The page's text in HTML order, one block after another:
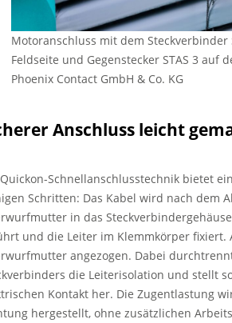
Motoranschluss mit dem Steckverbinder
Feldseite und Gegenstecker STAS 3 auf
Phoenix Contact GmbH & Co. KG
Anschluss leicht
Schnellanschlusstechnik bietet
Schritten: Das Kabel wird nach dem
in das Steckverbindergehäuse
und die Leiter im Klemmkörper fixiert.
angezogen. Dabei
die Leiterisolation und stellt
Kontakt her. Die Zugentlastung
hergestellt, ohne zusätzlichen